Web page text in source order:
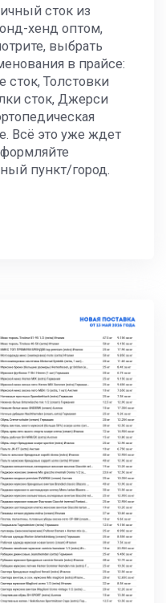
сток из
хенд оптом,
выбрать
в прайсе:
Толстовки
сток, Джерси
Всё это уже ждет
пункт/город.